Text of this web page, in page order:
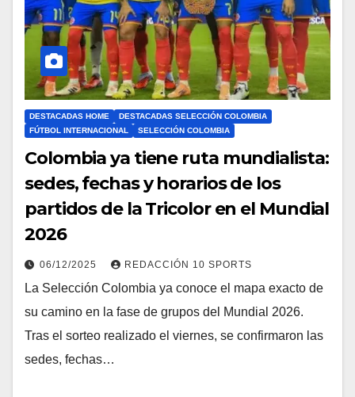
DESTACADAS HOME
DESTACADAS SELECCIÓN COLOMBIA
FÚTBOL INTERNACIONAL
SELECCIÓN COLOMBIA
Colombia ya tiene ruta mundialista:
sedes, fechas y horarios de los
partidos de la Tricolor en el Mundial
2026
06/12/2025 REDACCIÓN 10 SPORTS
La Selección Colombia ya conoce el mapa exacto de
su camino en la fase de grupos del Mundial 2026.
Tras el sorteo realizado el viernes, se confirmaron las
sedes, fechas…